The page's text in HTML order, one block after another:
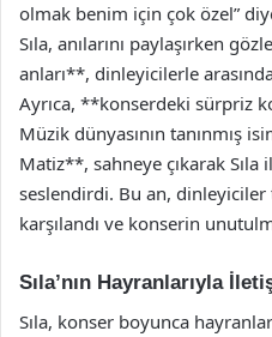
olmak benim için çok özel”
Sıla, anılarını paylaşırken
anları**, dinleyicilerle
Ayrıca, **konserdeki sürpriz
Müzik dünyasının tanınmış
Matiz**, sahneye çıkarak Sıla
seslendirdi. Bu an,
karşılandı ve konserin
Sıla’nın Hayranlarıyla
Sıla, konser boyunca